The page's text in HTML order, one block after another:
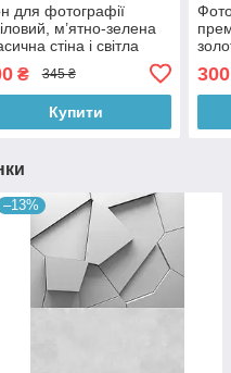
для фотографії
м’ятно-зелена
стіна і світла
60×90 см,
₴ 345 ₴
Купити
300
–13%